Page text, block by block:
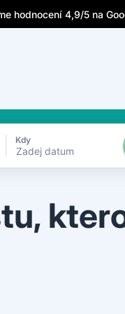
záda 24/7 Píšou o
Kdy
Zadej datum